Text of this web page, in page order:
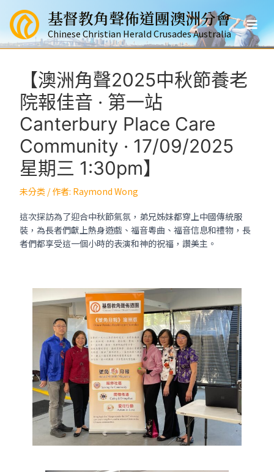
要
基督教角聲佈道團澳洲分會
Chinese Christian Herald Crusades Australia
Main
【澳洲角聲2025中秋節養老
院報佳音 · 第一站
Canterbury Place Care
Community · 17/09/2025
星期三 1:30pm】
未分类 / 作者: Raymond Wong
這次探訪為了迎合中秋節氣氛，弟兄姊妹都穿上中國傳統服
裝，為長者們獻上熱身遊戲、福音粵曲、福音信息和禮物，長
者們都享受這一個小時的表演和神的祝福，讚美主。